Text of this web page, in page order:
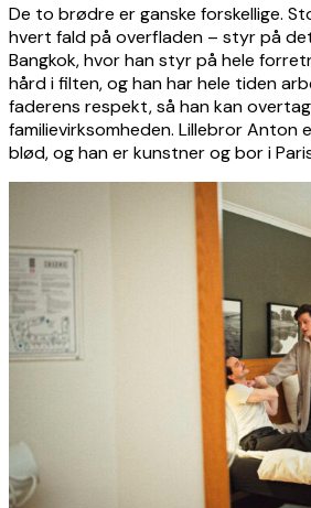
De to brødre er ganske forskellige.
hvert fald på overfladen – styr på
Bangkok, hvor han styr på hele
hård i filten, og han har hele tiden
faderens respekt, så han kan
familievirksomheden. Lillebror Anton
blød, og han er kunstner og bor i